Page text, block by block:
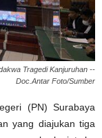
Tragedi Kanjuruhan --
Doc.Antar Foto/Sumber
(PN) Surabaya
yang diajukan tiga